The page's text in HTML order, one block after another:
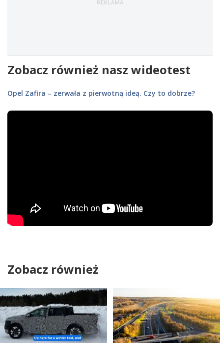
Zobacz również nasz wideotest
Opel Zafira – zerwała z pierwotną ideą. Czy to dobrze?
Zobacz również